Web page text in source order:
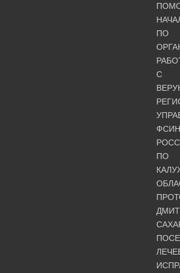
ПО
С
ФСИН
ПО